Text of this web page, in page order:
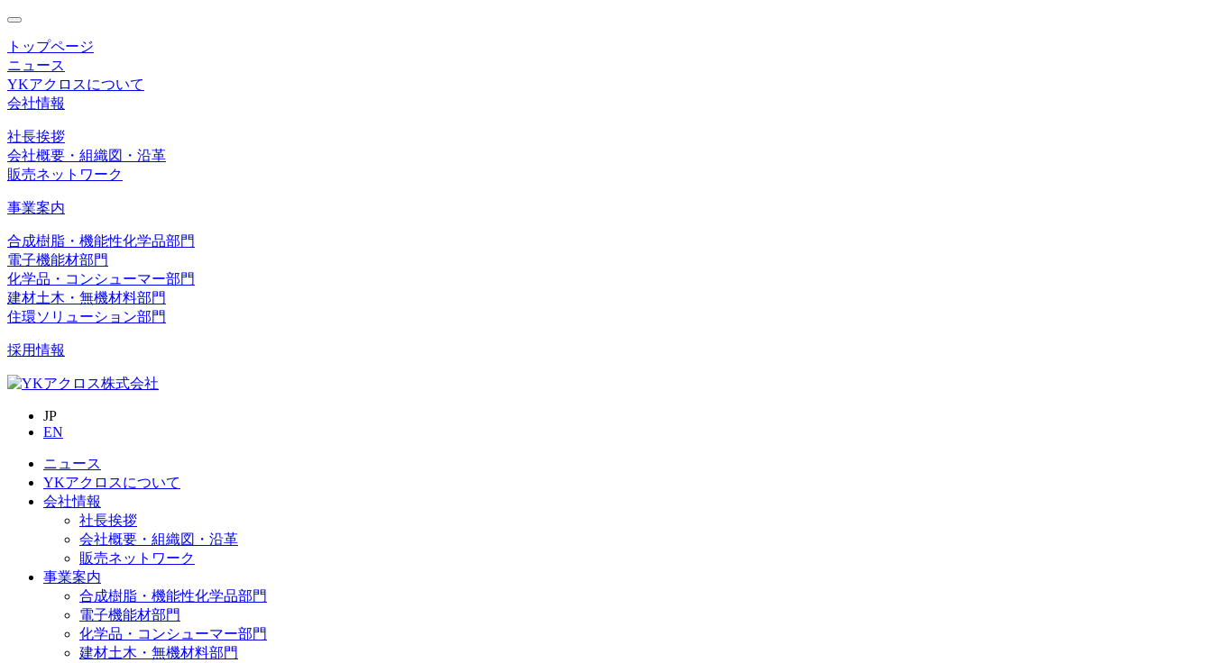
toggle
navigation
トップページ
ニュース
YKアクロスについて
会社情報
社長挨拶
会社概要・組織図・沿革
販売ネットワーク
事業案内
合成樹脂・機能性化学品部門
電子機能材部門
化学品・コンシューマー部門
建材土木・無機材料部門
住環ソリューション部門
採用情報
JP
EN
ニュース
YKアクロスについて
会社情報
社長挨拶
会社概要・組織図・沿革
販売ネットワーク
事業案内
合成樹脂・機能性化学品部門
電子機能材部門
化学品・コンシューマー部門
建材土木・無機材料部門